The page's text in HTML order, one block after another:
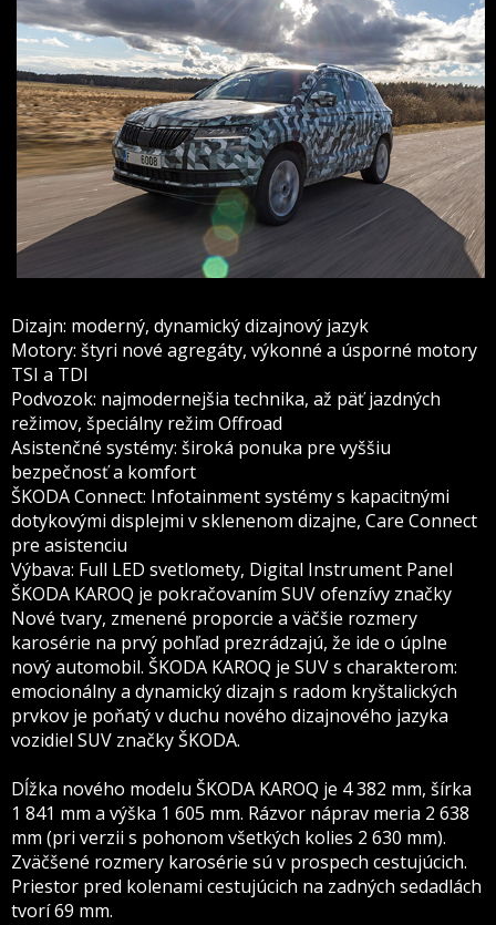
Dizajn: moderný, dynamický dizajnový jazyk
Motory: štyri nové agregáty, výkonné a úsporné motory
TSI a TDI
Podvozok: najmodernejšia technika, až päť jazdných
režimov, špeciálny režim Offroad
Asistenčné systémy: široká ponuka pre vyššiu
bezpečnosť a komfort
ŠKODA Connect: Infotainment systémy s kapacitnými
dotykovými displejmi v sklenenom dizajne, Care Connect
pre asistenciu
Výbava: Full LED svetlomety, Digital Instrument Panel
ŠKODA KAROQ je pokračovaním SUV ofenzívy značky
Nové tvary, zmenené proporcie a väčšie rozmery
karosérie na prvý pohľad prezrádzajú, že ide o úplne
nový automobil. ŠKODA KAROQ je SUV s charakterom:
emocionálny a dynamický dizajn s radom kryštalických
prvkov je poňatý v duchu nového dizajnového jazyka
vozidiel SUV značky ŠKODA.
Dĺžka nového modelu ŠKODA KAROQ je 4 382 mm, šírka
1 841 mm a výška 1 605 mm. Rázvor náprav meria 2 638
mm (pri verzii s pohonom všetkých kolies 2 630 mm).
Zväčšené rozmery karosérie sú v prospech cestujúcich.
Priestor pred kolenami cestujúcich na zadných sedadlách
tvorí 69 mm.